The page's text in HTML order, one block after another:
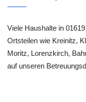
Viele Haushalte in
Ortsteilen wie Kreinitz,
Moritz, Lorenzkirch,
auf unseren